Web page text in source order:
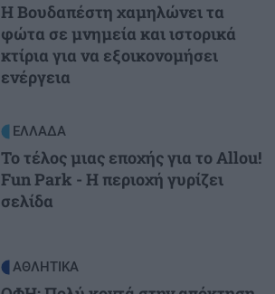
Η Βουδαπέστη χαμηλώνει τα
φώτα σε μνημεία και ιστορικά
κτίρια για να εξοικονομήσει
ενέργεια
ΕΛΛΑΔΑ
Το τέλος μιας εποχής για το Allou!
Fun Park - Η περιοχή γυρίζει
σελίδα
ΑΘΛΗΤΙΚΑ